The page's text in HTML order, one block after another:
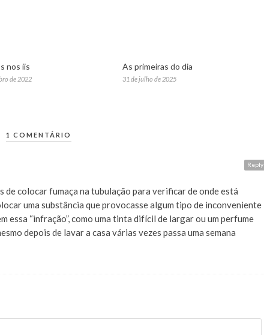
nos iis
de 2022
As primeiras do dia
31 de julho de 2025
1 COMENTÁRIO
Reply
de colocar fumaça na tubulação para verificar de onde está
uma substância que provocasse algum tipo de inconveniente
essa “infração”, como uma tinta difícil de largar ou um perfume
depois de lavar a casa várias vezes passa uma semana